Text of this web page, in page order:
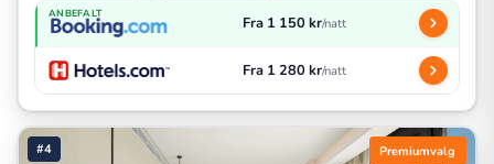
ANBEFALT Fra 1 150 kr/natt
Fra 1 280 kr/natt
#4 Premiumvalg